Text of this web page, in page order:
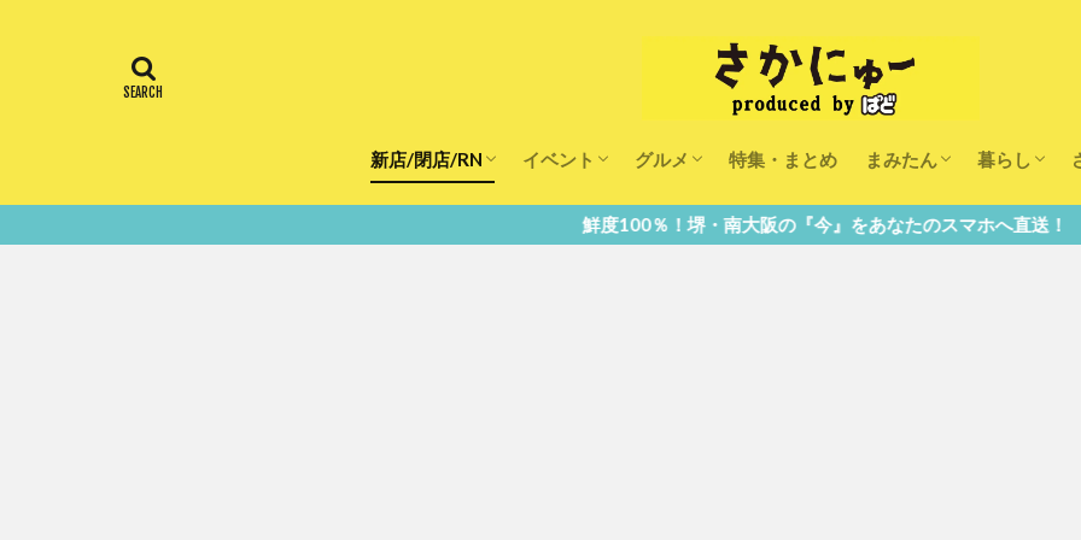
新店/閉店/RN イベント
キッズ
グルメ
ランチ
カフェ
特集・まとめ まみたん
まみたんイベント・おで
習い事・キャンペーン
幼稚園・こども園・保育
暮らし
医療
美容・健康
大人の習い
キッズ
子供の教育
子供の習い
おしごと
鮮度100％！堺・南大阪の『今』をあなたのスマホへ直送！